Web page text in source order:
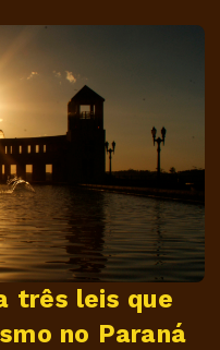
três leis que
no Paraná